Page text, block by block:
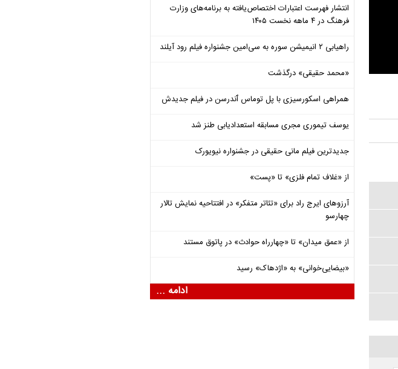
انتشار فهرست اعتبارات اختصاص‌یافته به برنامه‌های وزارت
فرهنگ در ۴ ماهه نخست ۱۴۰۵
راهیابی ۲ انیمیشن سوره به سی‌امین جشنواره فیلم رود آیلند
«محمد حقیقی» درگذشت
همراهی اسکورسیزی با پل توماس ٱندرسن در فیلم جدیدش
یوسف تیموری مجری مسابقه استعدادیابی طنز شد
جدیدترین فیلم مانی حقیقی در جشنواره نیویورک
از «غلاف تمام فلزی» تا «پست»
آرزوهای ایرج راد برای «تئاتر متفکر» در افتتاحیه نمایش تالار
چهارسو
از «عمق میدان» تا «چهارراه حوادث» در پاتوق مستند
«بیضایی‌خوانی» به «اژدهاک» رسید
ادامه ...